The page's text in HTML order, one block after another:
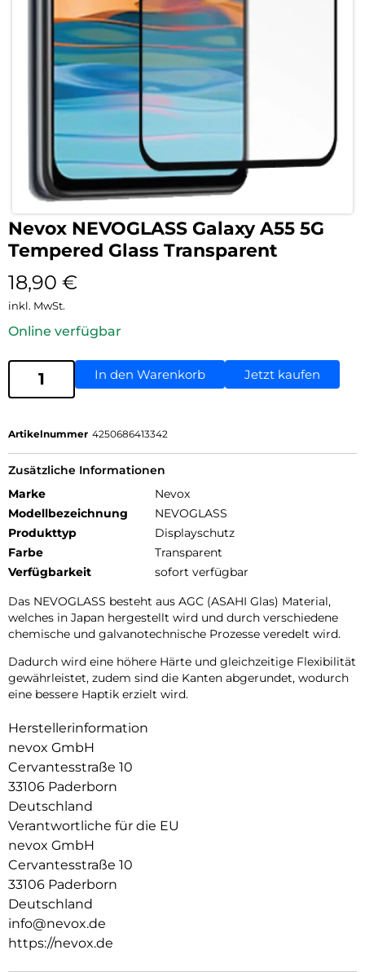
Nevox NEVOGLASS Galaxy A55 5G
Tempered Glass Transparent
18,90 €
inkl. MwSt.
Online verfügbar
In den Warenkorb Jetzt kaufen
Artikelnummer 4250686413342
Zusätzliche Informationen
Marke
Nevox
Modellbezeichnung
NEVOGLASS
Produkttyp
Displayschutz
Farbe
Transparent
Verfügbarkeit
sofort verfügbar
Das NEVOGLASS besteht aus AGC (ASAHI Glas) Material,
welches in Japan hergestellt wird und durch verschiedene
chemische und galvanotechnische Prozesse veredelt wird.
Dadurch wird eine höhere Härte und gleichzeitige Flexibilität
gewährleistet, zudem sind die Kanten abgerundet, wodurch
eine bessere Haptik erzielt wird.
Herstellerinformation
nevox GmbH
Cervantesstraße 10
33106 Paderborn
Deutschland
Verantwortliche für die EU
nevox GmbH
Cervantesstraße 10
33106 Paderborn
Deutschland
info@nevox.de
https://nevox.de